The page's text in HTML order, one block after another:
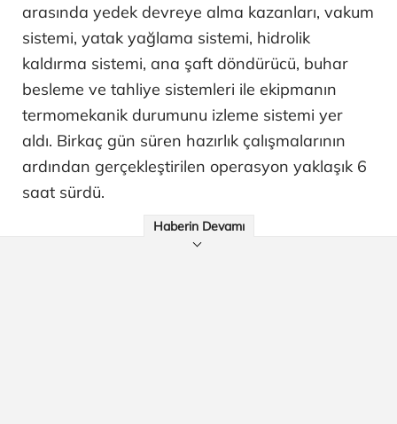
arasında yedek devreye alma kazanları, vakum
sistemi, yatak yağlama sistemi, hidrolik
kaldırma sistemi, ana şaft döndürücü, buhar
besleme ve tahliye sistemleri ile ekipmanın
termomekanik durumunu izleme sistemi yer
aldı. Birkaç gün süren hazırlık çalışmalarının
ardından gerçekleştirilen operasyon yaklaşık 6
saat sürdü.
Haberin Devamı